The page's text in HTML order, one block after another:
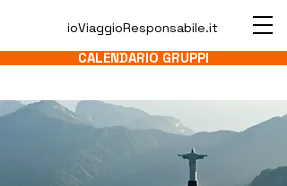
ioViaggioResponsabile.it
CALENDARIO GRUPPI